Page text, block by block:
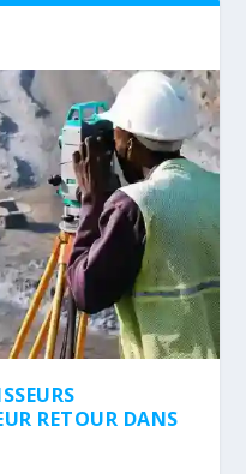
RETOUR DANS